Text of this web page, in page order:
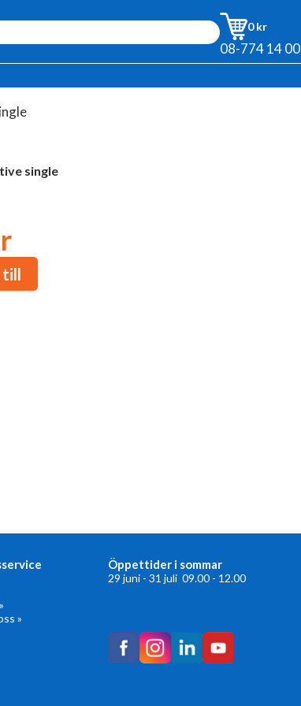
0 kr
08-774 14 00
single
»
Öppettider i sommar
29 juni - 31 juli 09.00 - 12.00